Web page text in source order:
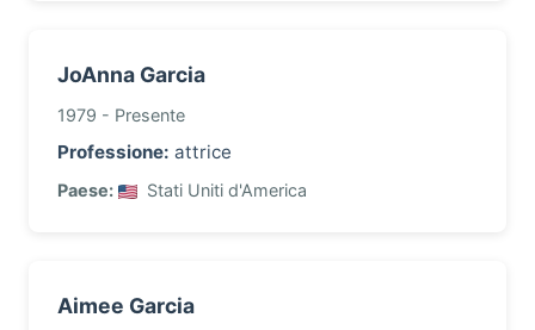
JoAnna Garcia
1979 - Presente
Professione: attrice
Paese: Stati Uniti d'America
Aimee Garcia